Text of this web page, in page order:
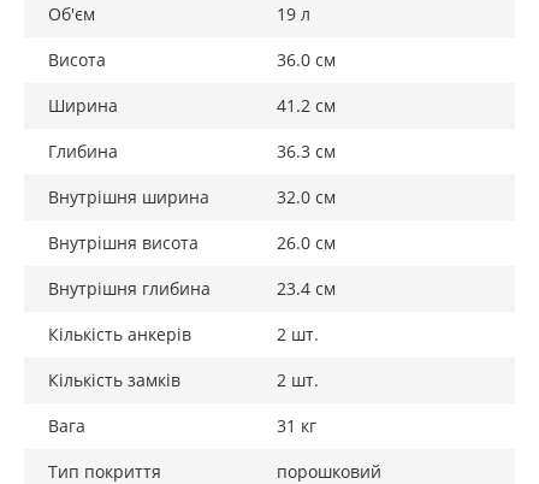
сейфи, обладнані спеціальною підставкою.
Об'єм
19 л
Висота
36.0 см
Ширина
41.2 см
Глибина
36.3 см
Внутрішня ширина
32.0 см
Внутрішня висота
26.0 см
Внутрішня глибина
23.4 см
Кількість анкерів
2 шт.
Кількість замків
2 шт.
Вага
31 кг
Тип покриття
порошковий